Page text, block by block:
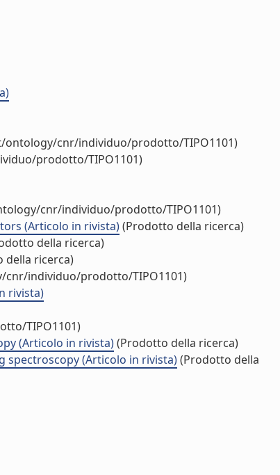
ontology/cnr/individuo/prodotto/TIPO1101)
prodotto/TIPO1101)
cnr/individuo/prodotto/TIPO1101)
(Articolo in rivista)(Prodotto della ricerca)
della ricerca)
della ricerca)
individuo/prodotto/TIPO1101)
rivista)
TIPO1101)
(Articolo in rivista)(Prodotto della ricerca)
spectroscopy (Articolo in rivista)(Prodotto della